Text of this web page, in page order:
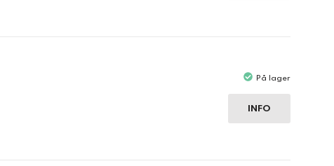
På lager
INFO